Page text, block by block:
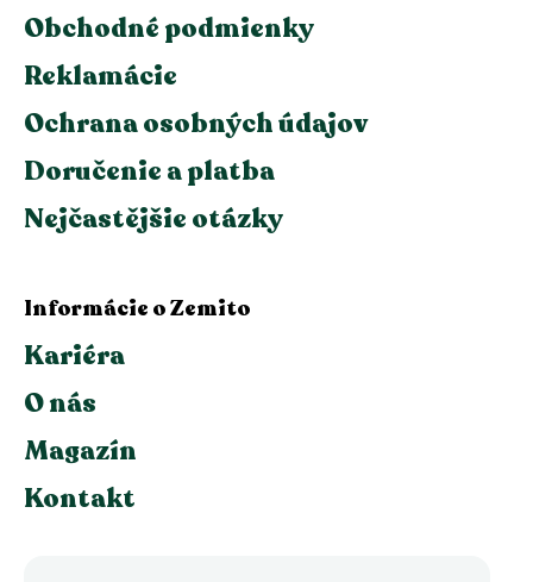
Obchodné podmienky
Reklamácie
Ochrana osobných údajov
Doručenie a platba
Nejčastějšie otázky
Informácie o Zemito
Kariéra
O nás
Magazín
Kontakt